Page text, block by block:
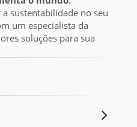
sustentabilidade no seu
um especialista da
soluções para sua